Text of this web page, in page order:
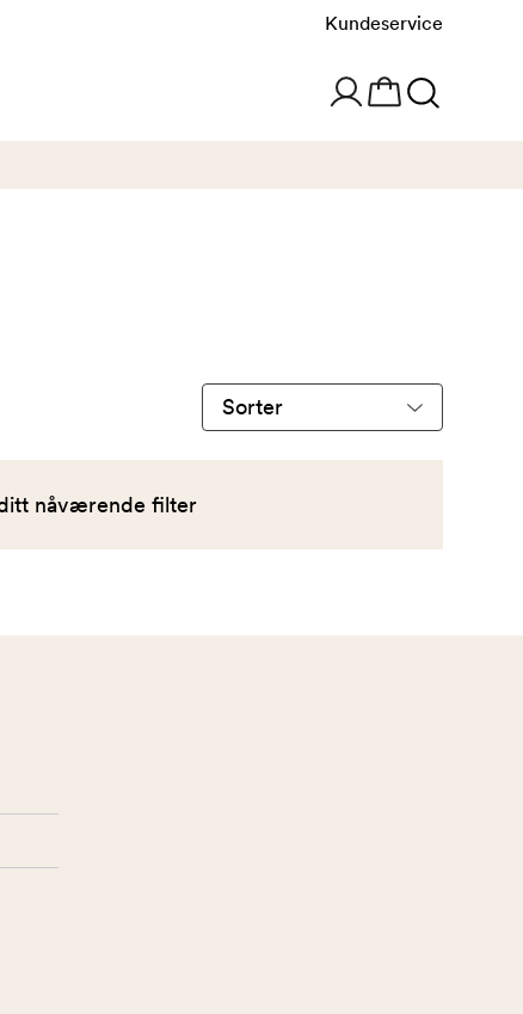
Kundeservice
Sorter
produkter
etter
nåværende filter